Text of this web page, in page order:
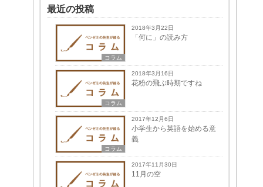
最近の投稿
コラム
2018年3月22日
「何に」の読み方
コラム
2018年3月16日
花粉の飛ぶ時期ですね
コラム
2017年12月6日
小学生から英語を始める意
義
2017年11月30日
11月の空